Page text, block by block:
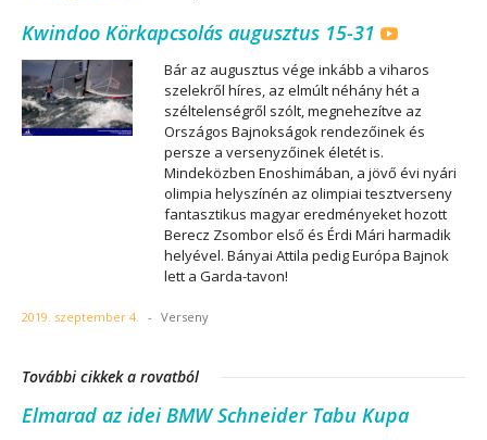
Kwindoo Körkapcsolás augusztus 15-31
Bár az augusztus vége inkább a viharos
szelekről híres, az elmúlt néhány hét a
széltelenségről szólt, megnehezítve az
Országos Bajnokságok rendezőinek és
persze a versenyzőinek életét is.
Mindeközben Enoshimában, a jövő évi nyári
olimpia helyszínén az olimpiai tesztverseny
fantasztikus magyar eredményeket hozott
Berecz Zsombor első és Érdi Mári harmadik
helyével. Bányai Attila pedig Európa Bajnok
lett a Garda-tavon!
2019. szeptember 4. - Verseny
További cikkek a rovatból
Elmarad az idei BMW Schneider Tabu Kupa